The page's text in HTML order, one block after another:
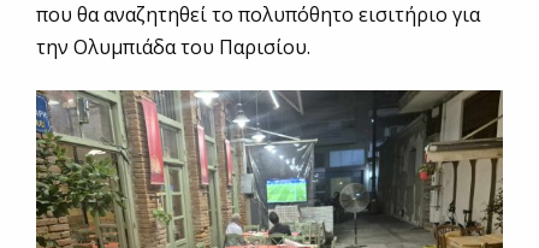
που θα αναζητηθεί το πολυπόθητο εισιτήριο για
την Ολυμπιάδα του Παρισίου.